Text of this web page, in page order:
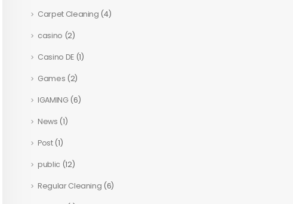
Carpet Cleaning (4)
casino (2)
Casino DE(1)
Games (2)
IGAMING(6)
News (1)
Post(1)
public (12)
Regular Cleaning (6)